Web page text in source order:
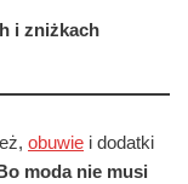
i zniżkach
obuwie i dodatki
moda nie musi